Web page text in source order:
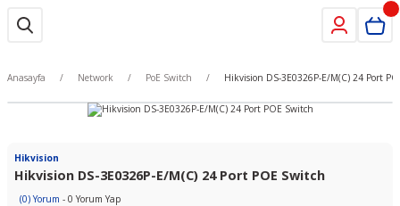
Anasayfa Network PoE Switch Hikvision DS-3E0326P-E/M(C) 24 Port
Hikvision
Hikvision DS-3E0326P-E/M(C) 24 Port POE Switch
(0) Yorum - 0 Yorum Yap